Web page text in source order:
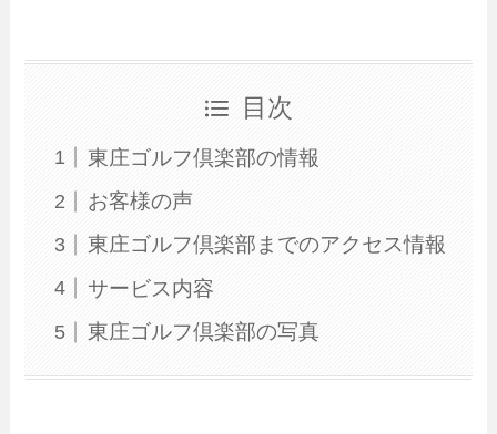
目次
東庄ゴルフ倶楽部の情報
お客様の声
東庄ゴルフ倶楽部までのアクセス情報
サービス内容
東庄ゴルフ倶楽部の写真